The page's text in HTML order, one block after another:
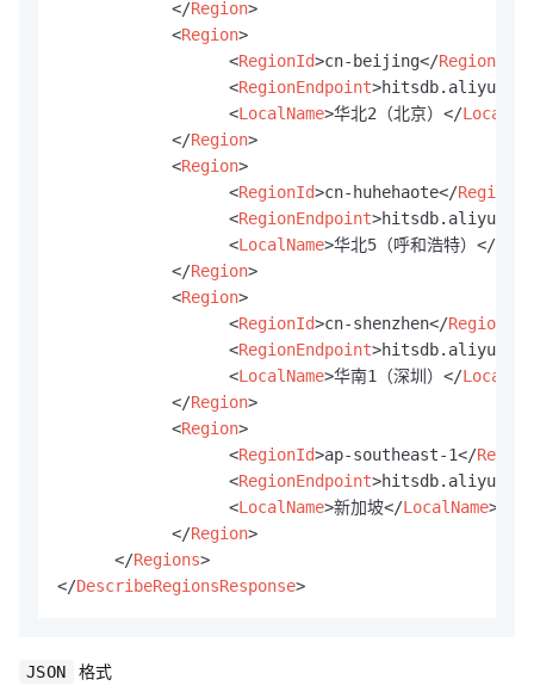
</Region>
<Region>
<RegionId>cn-beijing</RegionId
<RegionEndpoint>
<LocalName>华北2（北京） </
</Region>
<Region>
<RegionId>cn-huhehaote</RegionId
<RegionEndpoint>
<LocalName>华北5（呼和浩特） </
</Region>
<Region>
<RegionId>cn-shenzhen</RegionId
<RegionEndpoint>
<LocalName>华南1（深圳） </
</Region>
<Region>
<RegionId>ap-southeast-1</
<RegionEndpoint>
<LocalName>新加坡</LocalName>
</Region>
</Regions>
</DescribeRegionsResponse>
JSON 格式